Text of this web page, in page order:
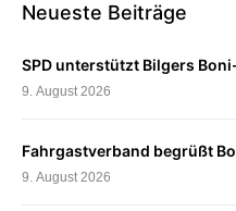
Neueste Beiträge
SPD unterstützt Bilgers
9. August 2026
Fahrgastverband begrüßt
9. August 2026